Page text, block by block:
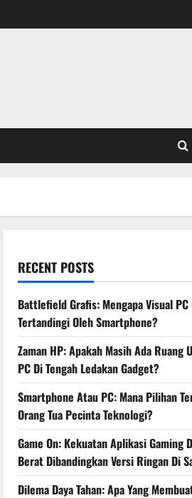
RECENT POSTS
Battlefield Grafis: Mengapa Visual PC
Tertandingi Oleh Smartphone?
Zaman HP: Apakah Masih Ada Ruang
PC Di Tengah Ledakan Gadget?
Smartphone Atau PC: Mana Pilihan
Orang Tua Pecinta Teknologi?
Game On: Kekuatan Aplikasi Gaming
Berat Dibandingkan Versi Ringan Di
Dilema Daya Tahan: Apa Yang